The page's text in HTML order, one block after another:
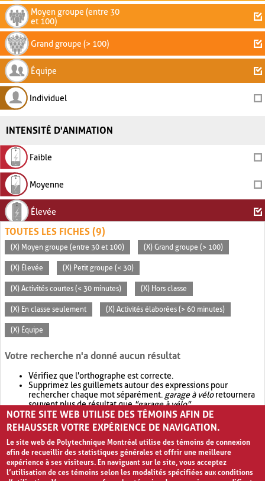
Moyen groupe (entre 30
et 100)
Grand groupe (> 100)
Équipe
Individuel
INTENSITÉ D'ANIMATION
Faible
Moyenne
Élevée
TOUTES LES FICHES (9)
(X) Moyen groupe (entre 30 et 100) (X) Grand groupe (> 100)
(X) Élevée (X) Petit groupe (< 30)
(X) Activités courtes (< 30 minutes) (X) Hors classe
(X) En classe seulement (X) Activités élaborées (> 60 minutes)
(X) Équipe
Votre recherche n'a donné aucun résultat
Vérifiez que l'orthographe est correcte.
Supprimez les guillemets autour des expressions pour
rechercher chaque mot séparément. garage à véloretournera
souvent plus de résultat que"garage à vélo".
Envisagez d'élargir votre recherche avec OR.garage OR vélo
retournera souvent plus de résultat quegarage à vélo
NOTRE SITE WEB UTILISE DES TÉMOINS AFIN DE
REHAUSSER VOTRE EXPÉRIENCE DE NAVIGATION.
Le site web de Polytechnique Montréal utilise des témoins de connexion
afin de recueillir des statistiques générales et offrir une meilleure
expérience à ses visiteurs. En naviguant sur le site, vous acceptez
l’utilisation de ces témoins selon les modalités spécifiées aux conditions